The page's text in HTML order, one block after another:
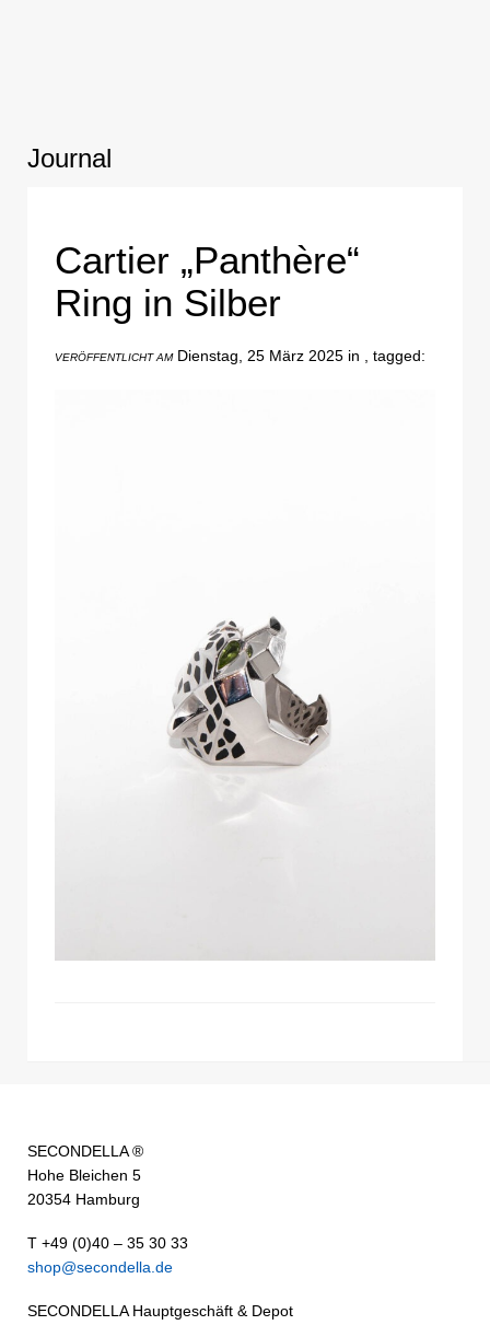
Journal
Cartier „Panthère“
Ring in Silber
VERÖFFENTLICHT AMDienstag, 25 März 2025 in , tagged:
SECONDELLA ®
Hohe Bleichen 5
20354 Hamburg
T +49 (0)40 – 35 30 33
shop@secondella.de
SECONDELLA Hauptgeschäft & Depot